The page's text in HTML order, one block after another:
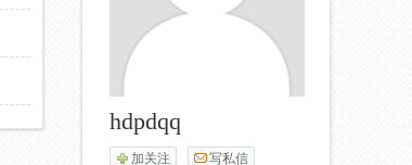
hdpdqq
加关注 写私信